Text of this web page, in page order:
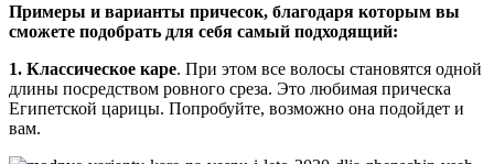
Примеры и варианты причесок, благодаря которым вы
сможете подобрать для себя самый подходящий:
1. Классическое каре. При этом все волосы становятся одной
длины посредством ровного среза. Это любимая прическа
Египетской царицы. Попробуйте, возможно она подойдет и
вам.